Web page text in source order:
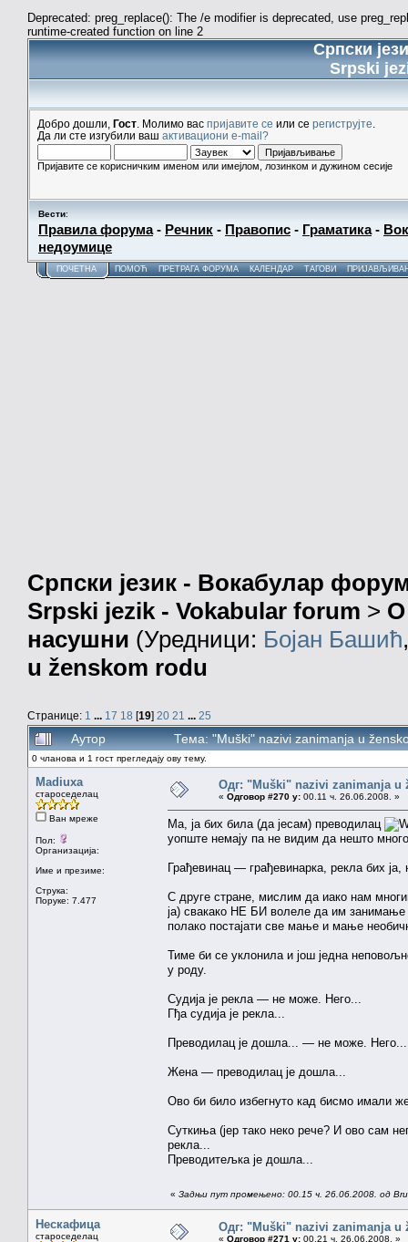
Deprecated: preg_replace(): The /e modifier is deprecated, use
runtime-created function on line 2
Српски
Srpski
Добро дошли, Гост . Молимо вас пријавите се или се региструјте
Да ли сте изгубили ваш активациони e-mail?
Пријавите се корисничким именом или имејлом, лозинком и дужином сесије
Вести:
Правила форума- Речник - Правопис - Граматика-
недоумице
ПОЧЕТНА ПОМОЋ ПРЕТРАГА ФОРУМА КАЛЕНДАР ТАГОВИ
Српски језик - Вокабулар
Srpski jezik - Vokabular forum > О
насушни (Уредници: Бојан Башић
u ženskom rodu
Странице: 1 ... 17 18 [19] 20 21 ... 25
Аутор Тема: "Muški" nazivi zanimanja u
0 чланова и 1 гост прегледају ову тему.
Madiuxa
староседелац
Ван мреже
Пол:
Организација:
Име и презиме:
Струка:
Поруке: 7.477
Одг: "Muški" nazivi zanimanja u
« Одговор #270 у: 00.11 ч. 26.06.2008. »
Ма, ја бих била (да јесам) преводилац
уопште немају па не видим да нешто
Грађевинац — грађевинарка, рекла бих ја,
С друге стране, мислим да иако нам
ја) свакако НЕ БИ волеле да им
полако постајати све мање и мање
Тиме би се уклонила и још једна
у роду.
Судија је рекла — не може. Него...
Гђа судија је рекла...
Преводилац је дошла... — не може. Него...
Жена — преводилац је дошла...
Ово би било избегнуто кад бисмо имали
Суткиња (јер тако неко рече? И ово сам
рекла...
Преводитељка је дошла...
« Задњи пут промењено: 00.15 ч. 26.06.2008. од
Нескафица
староседелац
Одг: "Muški" nazivi zanimanja u
« Одговор #271 у: 00.21 ч. 26.06.2008. »